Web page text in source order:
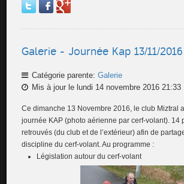
Galerie - Journée Kap 13/11/2016
Catégorie parente:Galerie
Mis à jour le lundi 14 novembre 2016 21:33
Ce dimanche 13 Novembre 2016, le club Miztral
journée KAP (photo aérienne par cerf-volant). 14
retrouvés (du club et de l’extérieur) afin de
discipline du cerf-volant. Au programme :
Législation autourdu cerf-volant